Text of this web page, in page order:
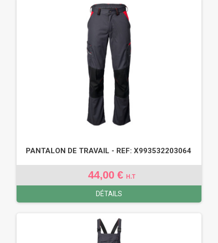
PANTALON DE TRAVAIL - REF: X993532203064
44,00 € H.T
DÉTAILS